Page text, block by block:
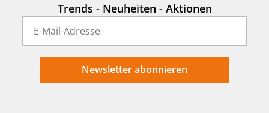
Trends - Neuheiten - Aktionen
Newsletter abonnieren